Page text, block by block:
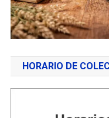
HORARIO DE